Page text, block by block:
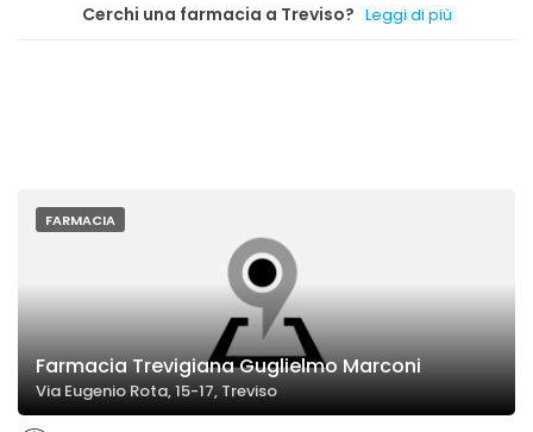
Cerchi una farmacia a Treviso? Leggi di più
FARMACIA
Farmacia Trevigiana Guglielmo Marconi
Via Eugenio Rota, 15-17, Treviso